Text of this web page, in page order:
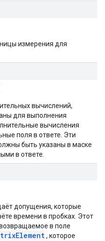
измерения для
вычислений,
для выполнения
вычисления
поля в ответе. Эти
быть указаны в маске
в ответе.
допущения, которые
времени в пробках. Этот
в поле
, которое